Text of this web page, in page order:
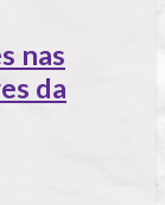
nas
da